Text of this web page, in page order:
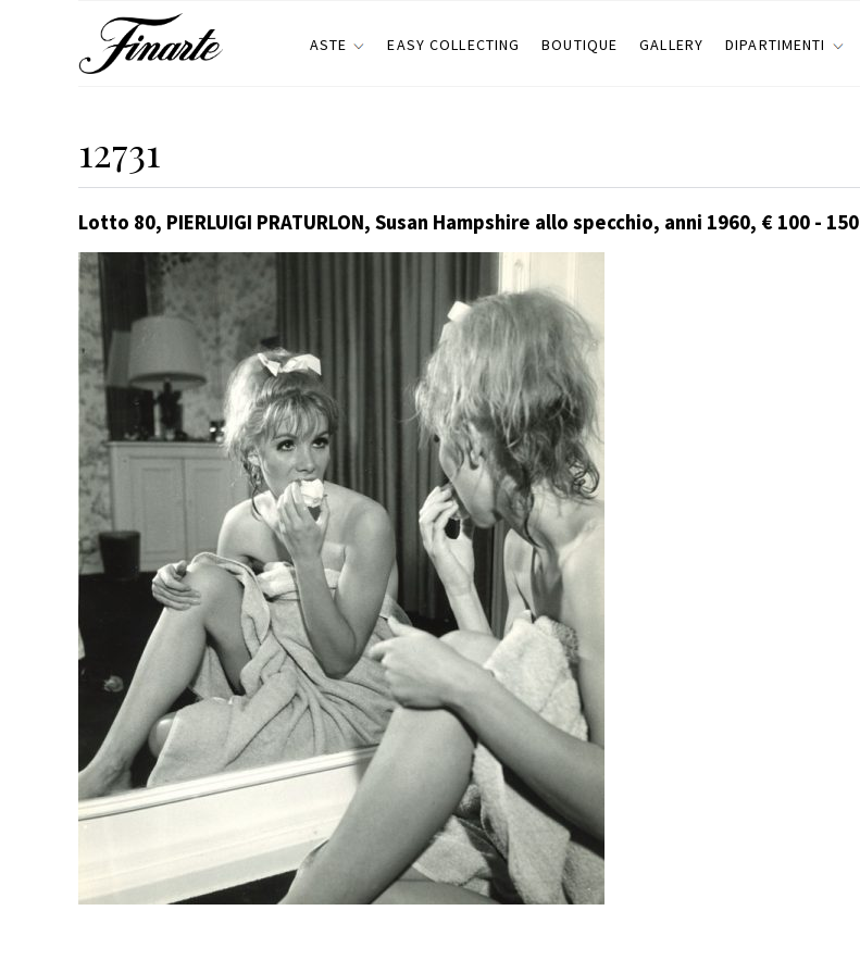
ASTE EASY COLLECTING BOUTIQUE GALLERY DIPARTIMENTI
12731
Lotto 80, PIERLUIGI PRATURLON, Susan Hampshire allo specchio, anni 1960, € 100 - 150